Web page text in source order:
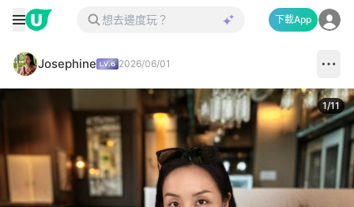
下載App
Josephine 2026/06/01
1/11